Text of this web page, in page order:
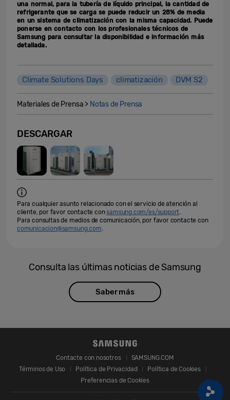
una normal, para la tubería de líquido principal, la cantidad de
refrigerante que se carga se puede reducir un 28% de media
en un sistema de climatización con la misma capacidad. Puede
ponerse en contacto con los profesionales técnicos de
Samsung para consultar la disponibilidad e información más
detallada.
Climate Solutions Days climatización DVM S2
Materiales de Prensa > Notas de Prensa
DESCARGAR
Para cualquier asunto relacionado con el servicio de atención al
cliente, por favor contacte consamsung.com/es/support.
Para consultas de medios de comunicación, por favor contacte con
comunicacion@samsung.com.
Consulta las últimas noticias de Samsung
Saber más
Contacte con nosotros
SAMSUNG.COM
Términos de Uso
Política de Privacidad
Política de Cookies
Preferencias de Cookies